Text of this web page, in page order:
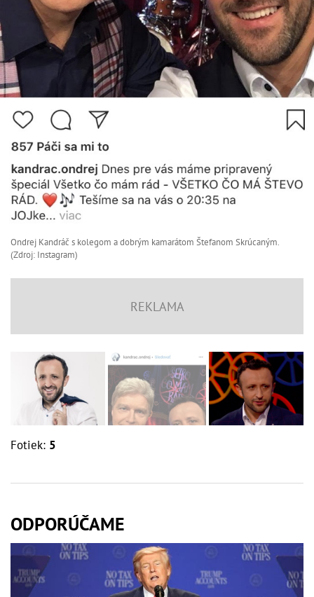
Ondrej Kandráč s kolegom a dobrým kamarátom Štefanom Skrúcaným.
(Zdroj: Instagram)
Fotiek: 5
ODPORÚČAME